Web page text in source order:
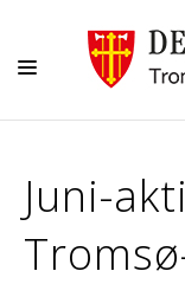
AKTIVITETER OG
DÅP
Juni-